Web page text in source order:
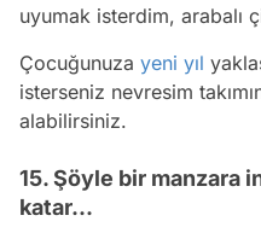
uyumak isterdim, arabalı
Çocuğunuza yeni yıl
isterseniz nevresim
alabilirsiniz.
15. Şöyle bir manzara
katar...